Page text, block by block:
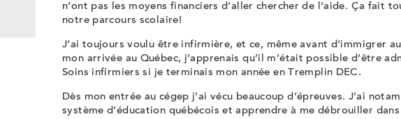
n’ont pas les moyens financiers d’aller chercher de l’aide. Ça fait
notre parcours scolaire!
J’ai toujours voulu être infirmière, et ce, même avant d’immigrer
mon arrivée au Québec, j’apprenais qu’il m’était possible d’être
Soins infirmiers si je terminais mon année en Tremplin DEC.
Dès mon entrée au cégep j’ai vécu beaucoup d’épreuves. J’ai
système d’éducation québécois et apprendre à me débrouiller